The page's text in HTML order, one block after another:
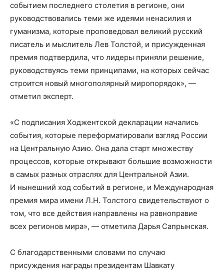
событием последнего столетия в регионе, они
руководствовались теми же идеями ненасилия и
гуманизма, которые проповедовал великий русский
писатель и мыслитель Лев Толстой, и присужденная
премия подтвердила, что лидеры приняли решение,
руководствуясь теми принципами, на которых сейчас
строится новый многополярный миропорядок», —
отметил эксперт.
«С подписания Ходжентской декларации начались
события, которые переформатировали взгляд России
на Центральную Азию. Она дала старт множеству
процессов, которые открывают большие возможности
в самых разных отраслях для Центральной Азии.
И нынешний ход событий в регионе, и Международная
премия мира имени Л.Н. Толстого свидетельствуют о
том, что все действия направлены на равноправие
всех регионов мира», — отметила Дарья Сапрынская.
С благодарственными словами по случаю
присуждения награды президентам Шавкату